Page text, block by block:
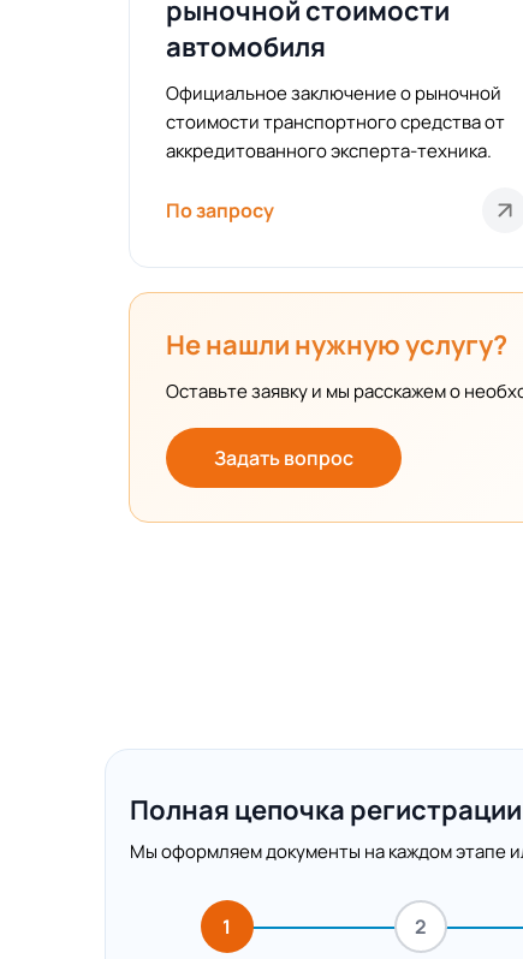
рыночной стоимости
автомобиля
Официальное заключение о рыночной
стоимости транспортного средства от
аккредитованного эксперта-техника.
По запросу
Не нашли нужную услугу?
Оставьте заявку и мы расскажем о
Задать вопрос
Полная цепочка
Мы оформляем документы на каждом этапе
1 2